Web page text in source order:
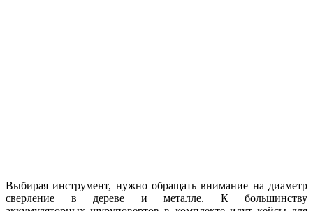
Выбирая инструмент, нужно обращать внимание на диаметр
сверление в дереве и металле. К большинству